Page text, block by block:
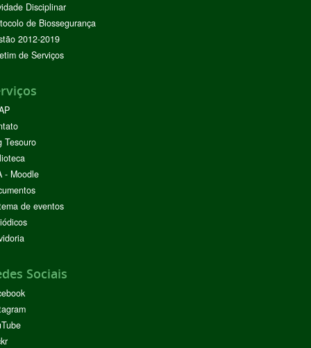
Disciplinar
de Biossegurança
2012-2019
de Serviços
Tesouro
- Moodle
de eventos
Sociais